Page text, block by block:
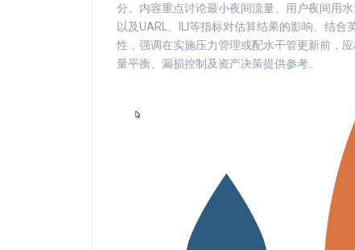
分。内容重点讨论最小夜间流量、用户夜间用
以及UARL、ILI等指标对估算结果的影响。结
性，强调在实施压力管理或配水干管更新前，
量平衡、漏损控制及资产决策提供参考。